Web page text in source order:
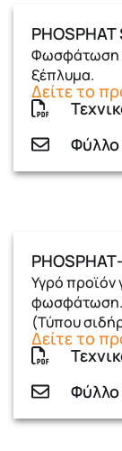
PHOSPHAT
Φωσφάτωση
ξέπλυμα.
Δείτε το
Υγρό
φωσφάτωση.
(Τύπου
Δείτε το